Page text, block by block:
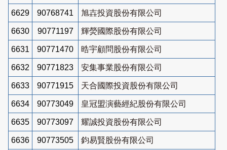
6629 90768741 旭壵投資股份有限公司
6630 90771197 輝熒國際股份有限公司
6631 90771470 晧宇顧問股份有限公司
6632 90771823 安集事業股份有限公司
6633 90771915 天合國際投資股份有限公司
6634 90773049 皇冠盟演藝經紀股份有限公司
6635 90773097 耀誠投資股份有限公司
6636 90773505 鈞易賢股份有限公司